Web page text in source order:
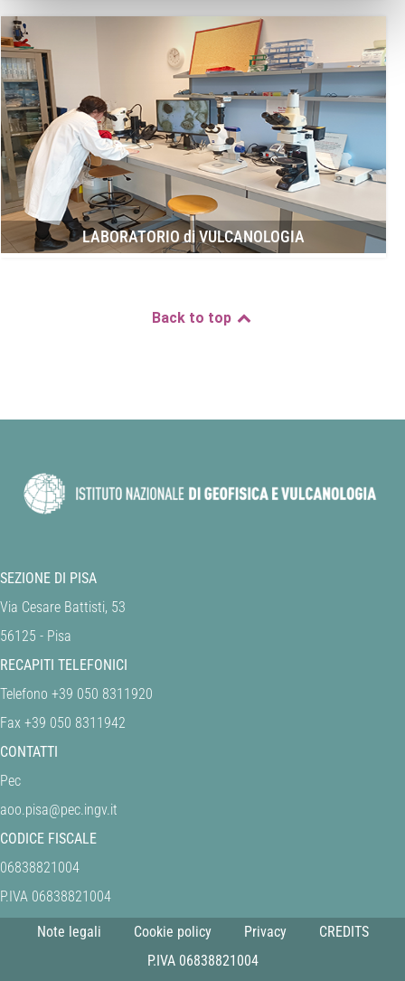
LABORATORIO di VULCANOLOGIA
Back to top
SEZIONE DI PISA
Via Cesare Battisti, 53
56125 - Pisa
RECAPITI TELEFONICI
Telefono +39 050 8311920
Fax +39 050 8311942
CONTATTI
Pec
aoo.pisa@pec.ingv.it
CODICE FISCALE
06838821004
P.IVA 06838821004
Note legali Cookie policy Privacy
CREDITS
P.IVA 06838821004